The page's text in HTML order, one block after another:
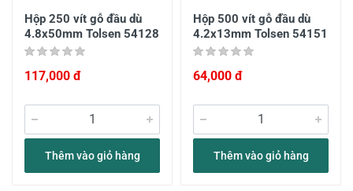
Hộp 250 vít gỗ đầu dù
4.8x50mm Tolsen 54128
117,000 đ
Thêm vào giỏ hàng
Hộp 500 vít gỗ đầu dù
4.2x13mm Tolsen 54151
64,000 đ
Thêm vào giỏ hàng